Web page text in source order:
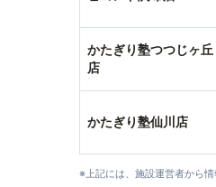
かたぎり塾つつじヶ丘
店
かたぎり塾仙川店
※上記には、施設運営者から